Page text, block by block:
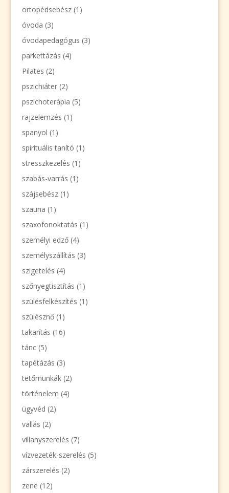
ortopédsebész(1)
óvoda (3)
óvodapedagógus (3)
parkettázás (4)
Pilates (2)
pszichiáter(2)
pszichoterápia (5)
rajzelemzés (1)
spanyol (1)
spirituális tanító (1)
stresszkezelés (1)
szabás-varrás (1)
szájsebész(1)
szauna (1)
szaxofonoktatás (1)
személyi edző(4)
személyszállítás (3)
szigetelés (4)
szőnyegtisztítás (1)
szülésfelkészítés (1)
szülésznő(1)
takarítás (16)
tánc(5)
tapétázás (3)
tetőmunkák(2)
történelem (4)
ügyvéd (2)
vallás (2)
villanyszerelés (7)
vízvezeték-szerelés (5)
zárszerelés (2)
zene (12)